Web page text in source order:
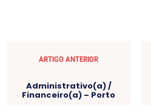
ARTIGO ANTERIOR
Administrativo(a) /
Financeiro(a) – Porto